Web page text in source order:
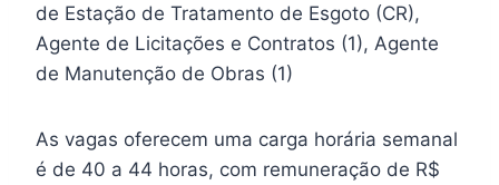
de Estação de Tratamento de Esgoto (CR),
Agente de Licitações e Contratos (1), Agente
de Manutenção de Obras (1)
As vagas oferecem uma carga horária semanal
é de 40 a 44 horas, com remuneração de R$